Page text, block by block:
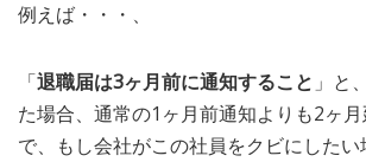
例えば・・・、
「退職届は3ヶ月前に通知すること 」と
た場合、通常の1ヶ月前通知よりも2ヶ
で、もし会社がこの社員をクビにしたい